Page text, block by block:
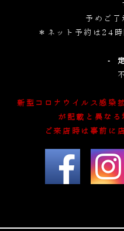
予めご了
＊ネット予約は24
-
新型コロナウイルス感染
が記載と異なる
ご来店時は事前に